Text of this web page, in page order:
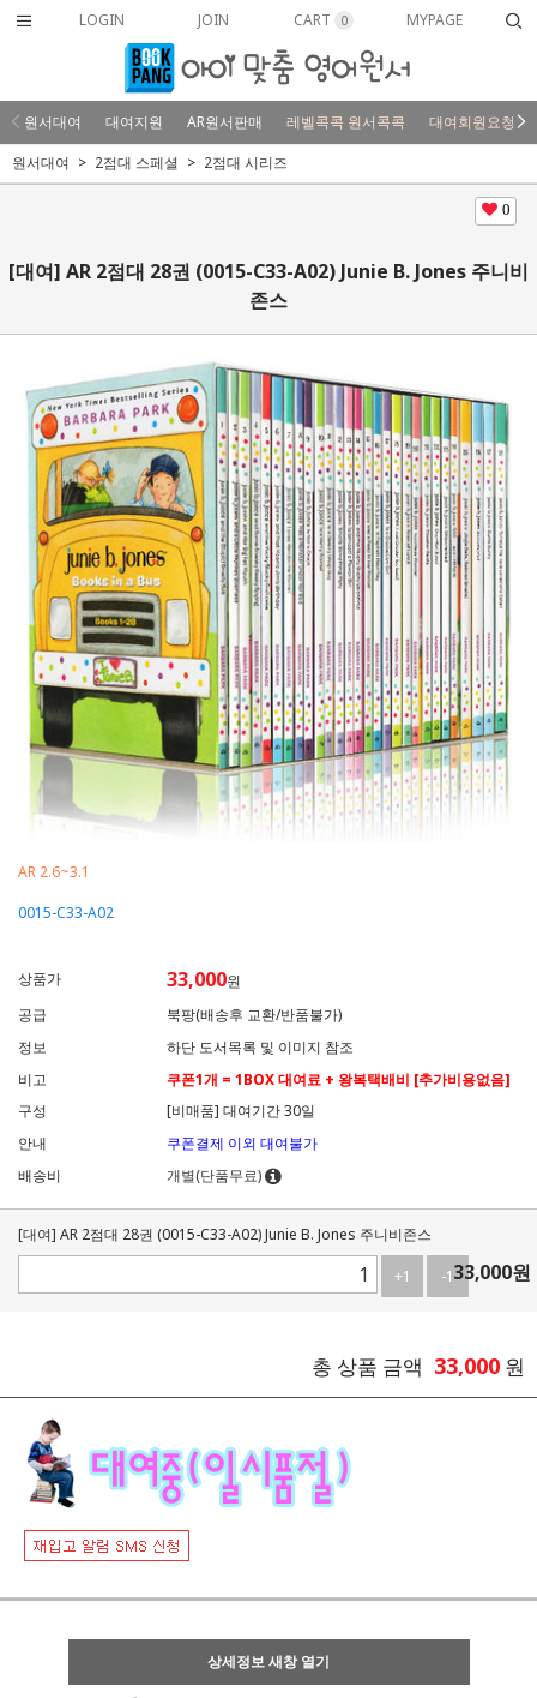
LOGIN JOIN CART 0 MYPAGE
원서대여 대여지원 AR원서판매 레벨콕콕 원서콕콕
대여회원요청
원서대여
2점대 스페셜 2점대 시리즈
0
[대여] AR 2점대 28권 (0015-C33-A02) Junie B. Jones 주니비
존스
AR 2.6~3.1
0015-C33-A02
상품가 33,000원
공급
북팡(배송후 교환/반품불가)
정보
하단 도서목록 및 이미지 참조
비고
쿠폰1개 = 1BOX 대여료 + 왕복택배비 [추가비용없음]
구성
[비매품] 대여기간 30일
안내
쿠폰결제 이외 대여불가
배송비
개별(단품무료)
[대여] AR 2점대 28권 (0015-C33-A02) Junie B. Jones 주니비존스
+1 -133,000원
총 상품 금액 33,000 원
상세정보 새창 열기